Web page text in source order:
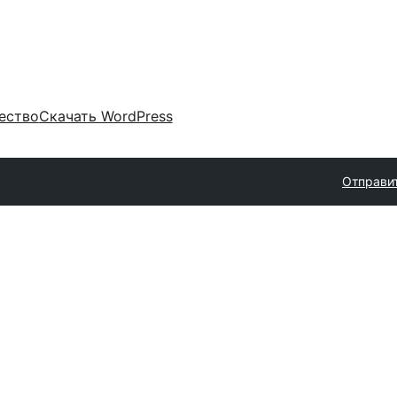
Скачать WordPress